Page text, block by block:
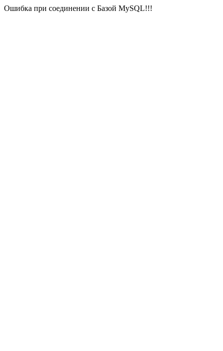
Ошибка при соединении с Базой MySQL!!!